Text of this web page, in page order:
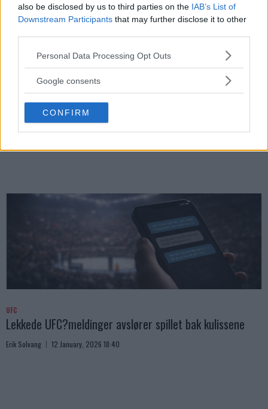
also be disclosed by us to third parties on the IAB’s List of
Downstream Participants that may further disclose it to other
Please note that this website/app uses one or more Google
not limited to your visit or usage behaviour. You may click to
use your data for below specified purposes in below Google
consent section.
Personal Data Processing Opt Outs
Google consents
CONFIRM
ARMAN TSARUKYAN
Arman Tsarukyan: – Vinner Paddy, svekkes mine
tittelmuligheter
Erik Solvang 13 January, 2026 11:02
UFC
Lekkede UFC?meldinger avslører spillet bak kulissene
Erik Solvang 12 January, 2026 18:40